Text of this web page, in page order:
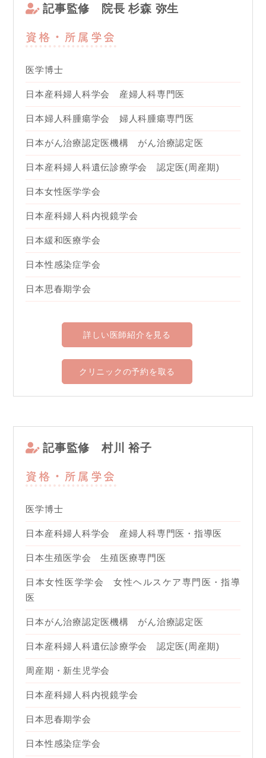
記事監修 院長 杉森 弥生
資格・所属学会
医学博士
日本産科婦人科学会 産婦人科専門医
日本婦人科腫瘍学会 婦人科腫瘍専門医
日本がん治療認定医機構 がん治療認定医
日本産科婦人科遺伝診療学会 認定医(周産期)
日本女性医学学会
日本産科婦人科内視鏡学会
日本緩和医療学会
日本性感染症学会
日本思春期学会
詳しい医師紹介を見る
クリニックの予約を取る
記事監修 村川 裕子
資格・所属学会
医学博士
日本産科婦人科学会 産婦人科専門医・指導医
日本生殖医学会 生殖医療専門医
日本女性医学学会 女性ヘルスケア専門医・指導
医
日本がん治療認定医機構 がん治療認定医
日本産科婦人科遺伝診療学会 認定医(周産期)
周産期・新生児学会
日本産科婦人科内視鏡学会
日本思春期学会
日本性感染症学会